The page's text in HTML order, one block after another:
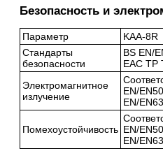
Безопасность и
Параметр
KAA-8R
Стандарты
безопасности
BS EN/
EAC TP
Электромагнитное
излучение
EN/
EN/
Помехоустойчивость EN/
EN/